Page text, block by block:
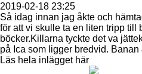
2019-02-18 23:25
Så idag innan jag åkte och
för att vi skulle ta en liten tripp till
böcker.Killarna tyckte det va
på Ica som ligger bredvid.
Läs hela inlägget här